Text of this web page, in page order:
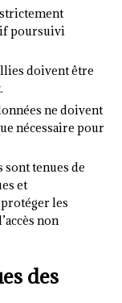
poursuivi
doivent être
ne doivent
nécessaire pour
sont tenues de
et
les
non
des